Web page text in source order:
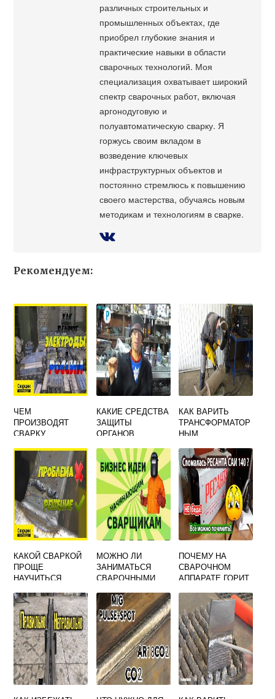
различных строительных и
промышленных объектах, где
приобрел глубокие знания и
практические навыки в области
сварочных технологий. Моя
специализация охватывает широкий
спектр сварочных работ, включая
аргонодуговую и
полуавтоматическую сварку. Я
горжусь своим вкладом в
возведение ключевых
инфраструктурных объектов и
постоянно стремлюсь к повышению
своего мастерства, обучаясь новым
методикам и технологиям в сварке.
Рекомендуем:
ЧЕМ
ПРОИЗВОДЯТ
СВАРКУ
КАКИЕ СРЕДСТВА
ЗАЩИТЫ
ОРГАНОВ
СЛЕДУЕТ
ПРИМЕНЯТЬ ПРИ
СВАРОЧНЫХ И
ПОДОБНЫХ
РАБОТАХ
КАК ВАРИТЬ
ТРАНСФОРМАТОР
НЫМ
АППАРАТОМ
ПРАВИЛЬНО
КАКОЙ СВАРКОЙ
ПРОЩЕ
НАУЧИТЬСЯ
МОЖНО ЛИ
ЗАНИМАТЬСЯ
СВАРОЧНЫМИ
ГАРАЖЕ
ПОЧЕМУ НА
СВАРОЧНОМ
АППАРАТЕ ГОРИТ
ЛАМПОЧКА